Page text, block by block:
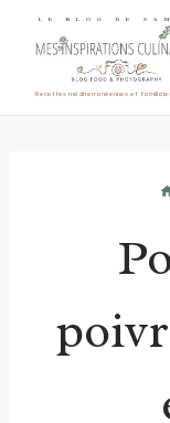
LE BLOG DE
Recettes méditerranéennes et